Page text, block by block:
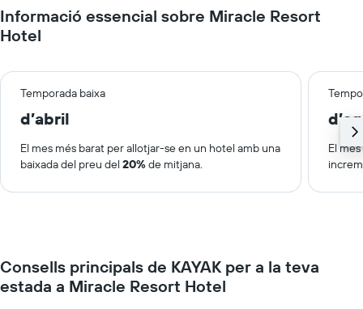
Informació essencial sobre Miracle Resort
Hotel
Temporada baixa
d’abril
El mes més barat per allotjar-se en un hotel amb una
baixada del preu del 20%de mitjana.
El
Consells principals de KAYAK per a la teva
estada a Miracle Resort Hotel